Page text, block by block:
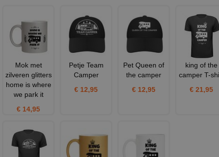
Mok met
zilveren glitters
home is where
we park it
€ 14,95
Petje Team
Camper
€ 12,95
Pet Queen of
the camper
€ 12,95
king of the
camper T-
€ 21,95